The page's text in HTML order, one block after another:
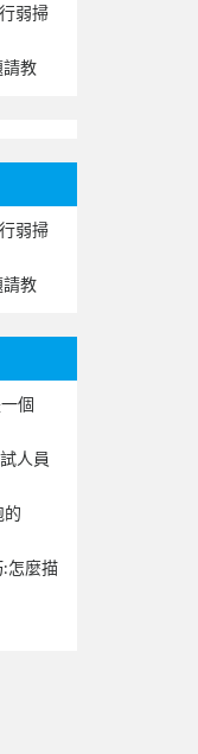
弱掃
教
弱掃
教
個
人員
的
:怎麼描